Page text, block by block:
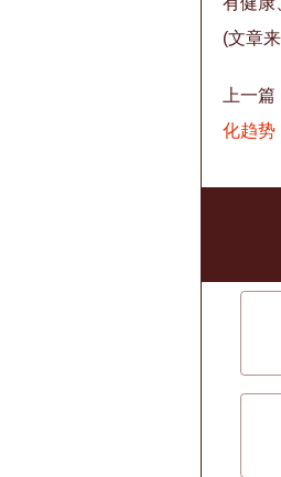
(文章
上一篇
化趋势